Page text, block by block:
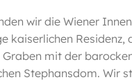
wir die Wiener
kaiserlichen Residenz,
mit der
Stephansdom. Wir